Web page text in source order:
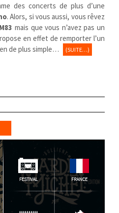
des concerts de plus d’une
. Alors, si vous aussi, vous rêvez
M83 mais que vous n’avez pas un
en effet de remporter l’un
de plus simple… (SUITE…)